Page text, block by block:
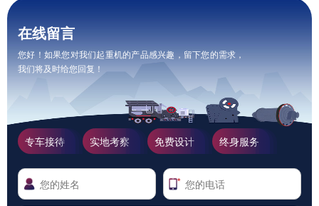
在线留言
您好！如果您对我们起重机的产品感兴趣，留下您的需求，
我们将及时给您回复！
专车接待 实地考察 免费设计 终身服务